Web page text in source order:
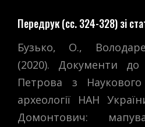
Передрук (сс. 324-328) зі
Бузько, О.,
(2020). Документи до
Петрова з Наукового
археології НАН
Домонтович: